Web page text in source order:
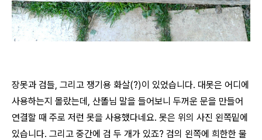
장못과 검들, 그리고 쟁기용 화살(?)이 있었습니다. 대못은 어디에
사용하는지 몰랐는데, 산똘님 말을 들어보니 두꺼운 문을 만들어
연결할 때 주로 저런 못을 사용했다네요. 못은 위의 사진 왼쪽밑에
있습니다. 그리고 중간에 검 두 개가 있죠? 검의 왼쪽에 희한한 물